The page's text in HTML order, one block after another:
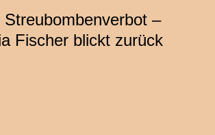
Streubombenverbot –
Fischer blickt zurück